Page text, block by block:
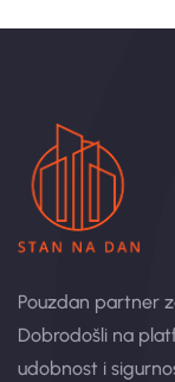
Pouzdan partner
Dobrodošli na
udobnost i